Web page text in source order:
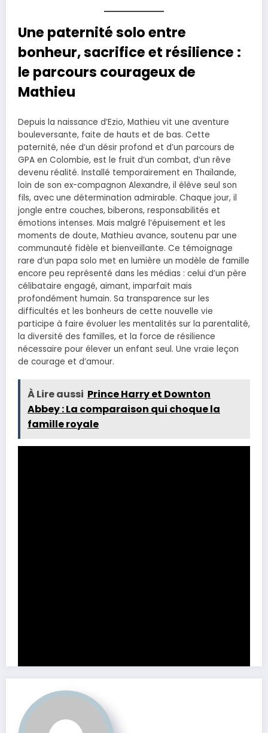
Une paternité solo entre
bonheur, sacrifice et résilience :
le parcours courageux de
Mathieu
Depuis la naissance d’Ezio, Mathieu vit une aventure
bouleversante, faite de hauts et de bas. Cette
paternité, née d’un désir profond et d’un parcours de
GPA en Colombie, est le fruit d’un combat, d’un rêve
devenu réalité. Installé temporairement en Thaïlande,
loin de son ex-compagnon Alexandre, il élève seul son
fils, avec une détermination admirable. Chaque jour, il
jongle entre couches, biberons, responsabilités et
émotions intenses. Mais malgré l’épuisement et les
moments de doute, Mathieu avance, soutenu par une
communauté fidèle et bienveillante. Ce témoignage
rare d’un papa solo met en lumière un modèle de famille
encore peu représenté dans les médias : celui d’un père
célibataire engagé, aimant, imparfait mais
profondément humain. Sa transparence sur les
difficultés et les bonheurs de cette nouvelle vie
participe à faire évoluer les mentalités sur la parentalité,
la diversité des familles, et la force de résilience
nécessaire pour élever un enfant seul. Une vraie leçon
de courage et d’amour.
À Lire aussi Prince Harry et Downton
Abbey : La comparaison qui choque la
famille royale